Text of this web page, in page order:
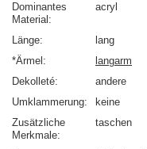
Dominantes
Material
acryl
Länge
lang
*Ärmel
langarm
Dekolleté
andere
Umklammerung
keine
Zusätzliche
Merkmale
taschen